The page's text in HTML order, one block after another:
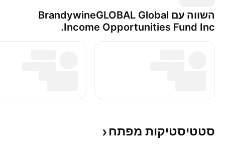
השווה עם BrandywineGLOBAL Global
Income Opportunities Fund Inc.
סטטיסטיקות מפתח